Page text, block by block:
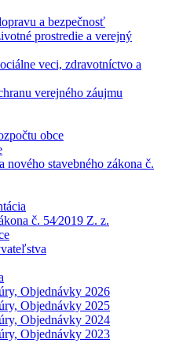
a bezpečnosť
prostredie a verejný
veci, zdravotníctvo a
verejného záujmu
obce
nového stavebného zákona č.
č. 54⁄2019 Z. z.
Objednávky 2026
Objednávky 2025
Objednávky 2024
Objednávky 2023